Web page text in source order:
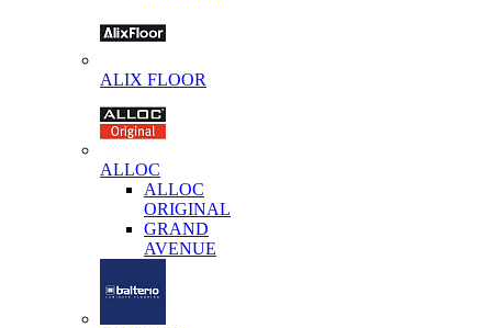
ALIX FLOOR
ALLOC
ALLOC
ORIGINAL
GRAND
AVENUE